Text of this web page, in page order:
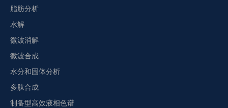
脂肪分析
水解
微波消解
微波合成
水分和固体分析
多肽合成
制备型高效液相色谱